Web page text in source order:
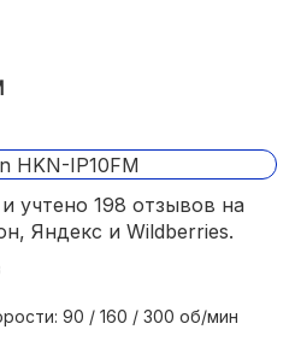
учтено 198 отзывов на
Яндекс и Wildberries.
90 / 160 / 300 об/мин